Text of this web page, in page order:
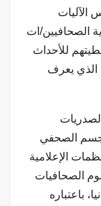
الآليات
الصحافيين/ات
للأحداث
الذي يعرف
الصحفي
الإعلامية
الصحافيات
باعتباره